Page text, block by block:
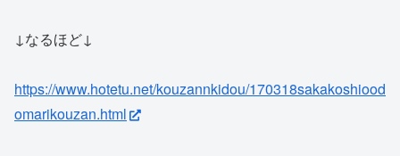
↓なるほど↓
https://www.hotetu.net/kouzannkidou/170318sakakoshiood
omarikouzan.html